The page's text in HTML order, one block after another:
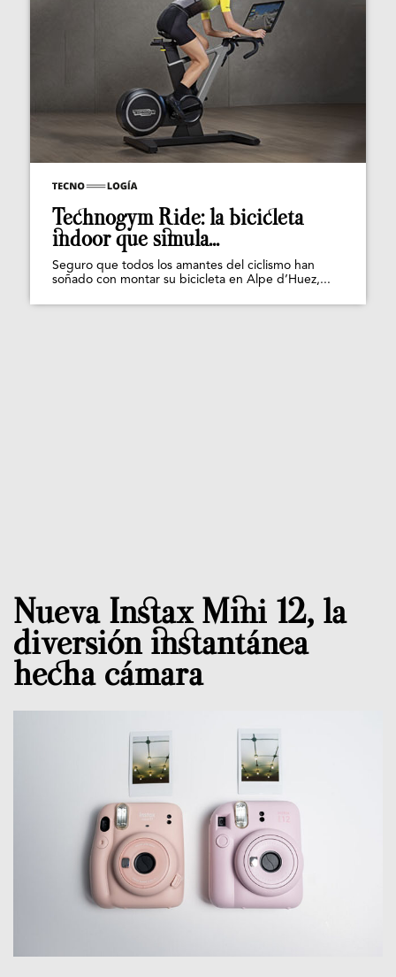
Technogym Ride: la bicicleta
indoor que simula...
Seguro que todos los amantes del ciclismo han
soñado con montar su bicicleta en Alpe d’Huez,...
Nueva Instax Mini 12, la
diversión instantánea
hecha cámara